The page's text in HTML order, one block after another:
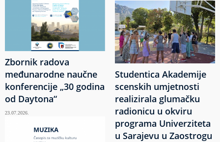
Zbornik radova
međunarodne naučne
konferencije „30 godina
od Daytona“
23.07.2026.
Studentica Akademije
scenskih umjetnosti
realizirala glumačku
radionicu u okviru
programa Univerziteta
u Sarajevu u Zaostrogu